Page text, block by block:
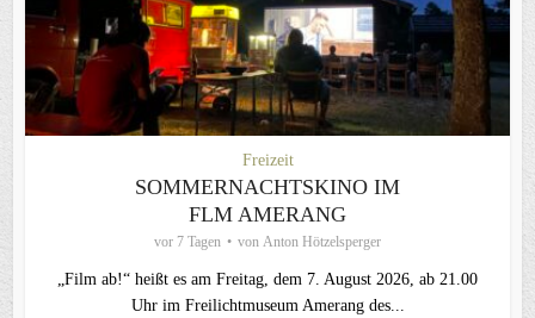
Freizeit
SOMMERNACHTSKINO IM
FLM AMERANG
vor 7 Tagen von Anton Hötzelsperger
„Film ab!“ heißt es am Freitag, dem 7. August 2026, ab 21.00
Uhr im Freilichtmuseum Amerang des...